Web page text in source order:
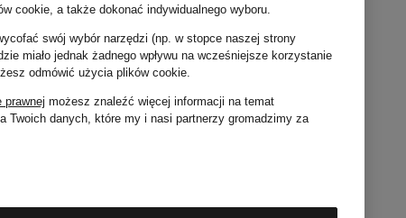
cookie, a także dokonać indywidualnego wyboru.
swój wybór narzędzi (np. w stopce naszej strony
miało jednak żadnego wpływu na wcześniejsze korzystanie
odmówić użycia plików cookie.
prawnej możesz znaleźć więcej informacji na temat
Twoich danych, które my i nasi partnerzy gromadzimy za